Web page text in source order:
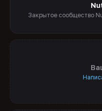
Закрытое сообщество